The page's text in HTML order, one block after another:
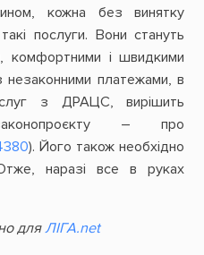
кожна без винятку
послуги. Вони стануть
комфортними і швидкими
платежами, в
з ДРАЦС, вирішить
– про
). Його також необхідно
наразі все в руках
дляЛІГА.net